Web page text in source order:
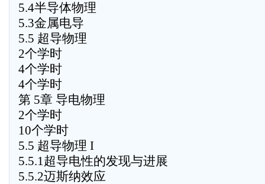
5.4半导体物理
5.3金属电导
5.5 超导物理
2个学时
4个学时
4个学时
第 5章 导电物理
2个学时
10个学时
5.5 超导物理 I
5.5.1超导电性的发现与进展
5.5.2迈斯纳效应